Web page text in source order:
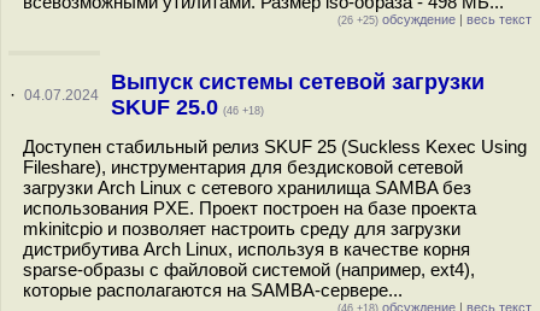
(26 +25) обсуждение | весь текст
· 04.07.2024
Выпуск системы сетевой загрузки
SKUF 25.0 (46 +18)
Доступен стабильный релиз SKUF 25 (Suckless Kexec Using
Fileshare), инструментария для бездисковой сетевой
загрузки Arch Linux с сетевого хранилища SAMBA без
использования PXE. Проект построен на базе проекта
mkinitcpio и позволяет настроить среду для загрузки
дистрибутива Arch Linux, используя в качестве корня
sparse-образы с файловой системой (например, ext4),
которые располагаются на SAMBA-сервере...
(46 +18) обсуждение | весь текст